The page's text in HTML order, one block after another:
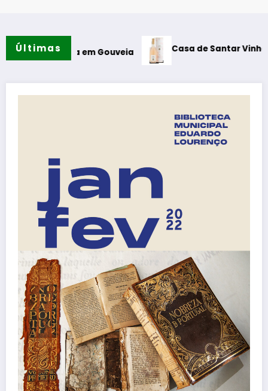
Últimas
em Gouveia Casa de Santar Vinhos destaca três